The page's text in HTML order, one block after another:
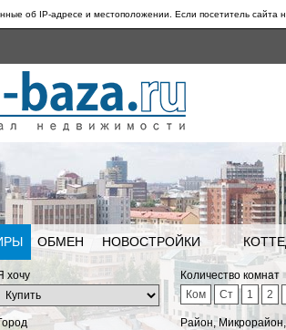
об IP-адресе и местоположении. Если посетитель сайта
ОБМЕН НОВОСТРОЙКИ
хочу
Количество комнат
Ком
Ст 1 2
Район,